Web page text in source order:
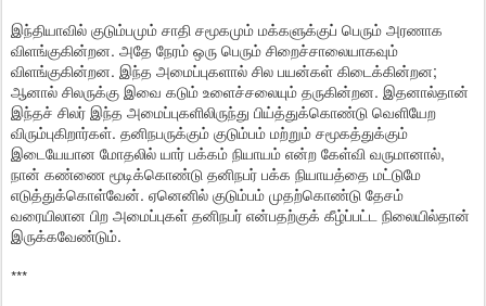
இந்தியாவில் குடும்பமும் சாதி சமூகமும் மக்களுக்குப் பெரும் அரணாக
விளங்குகின்றன. அதே நேரம் ஒரு பெரும் சிறைச்சாலையாகவும்
விளங்குகின்றன. இந்த அமைப்புகளால் சில பயன்கள் கிடைக்கின்றன;
ஆனால் சிலருக்கு இவை கடும் உளைச்சலையும் தருகின்றன. இதனால்தான்
இந்தச் சிலர் இந்த அமைப்புகளிலிருந்து பிய்த்துக்கொண்டு வெளியேற
விரும்புகிறார்கள். தனிநபருக்கும் குடும்பம் மற்றும் சமூகத்துக்கும்
இடையேயான மோதலில் யார் பக்கம் நியாயம் என்ற கேள்வி வருமானால்,
நான் கண்ணை மூடிக்கொண்டு தனிநபர் பக்க நியாயத்தை மட்டுமே
எடுத்துக்கொள்வேன். ஏனெனில் குடும்பம் முதற்கொண்டு தேசம்
வரையிலான பிற அமைப்புகள் தனிநபர் என்பதற்குக் கீழ்ப்பட்ட நிலையில்தான்
இருக்கவேண்டும்.
***